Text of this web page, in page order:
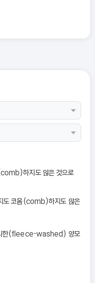
하지도 않은 것으로
코움(comb)하지도 않은
한(fleece-washed) 양모